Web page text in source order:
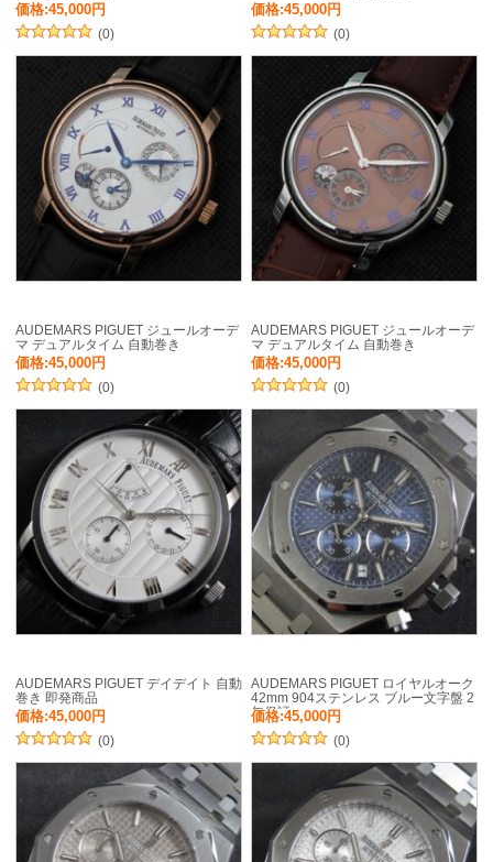
価格:45,000円
(0)
価格:45,000円
(0)
AUDEMARS PIGUET ジュールオーデ
マ デュアルタイム 自動巻き
価格:45,000円
(0)
AUDEMARS PIGUET ジュールオーデ
マ デュアルタイム 自動巻き
価格:45,000円
(0)
AUDEMARS PIGUET デイデイト 自動
巻き 即発商品
価格:45,000円
(0)
AUDEMARS PIGUET ロイヤルオーク
42mm 904ステンレス ブルー文字盤 2
年保証
価格:45,000円
(0)